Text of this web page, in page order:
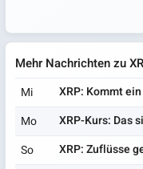
Mehr Nachrichten zu
Mi
XRP: Kommt
Mo
XRP-Kurs: Das
So
XRP: Zuflüsse